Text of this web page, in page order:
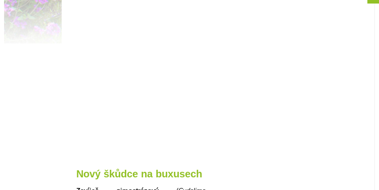
Nový škůdce na buxusech